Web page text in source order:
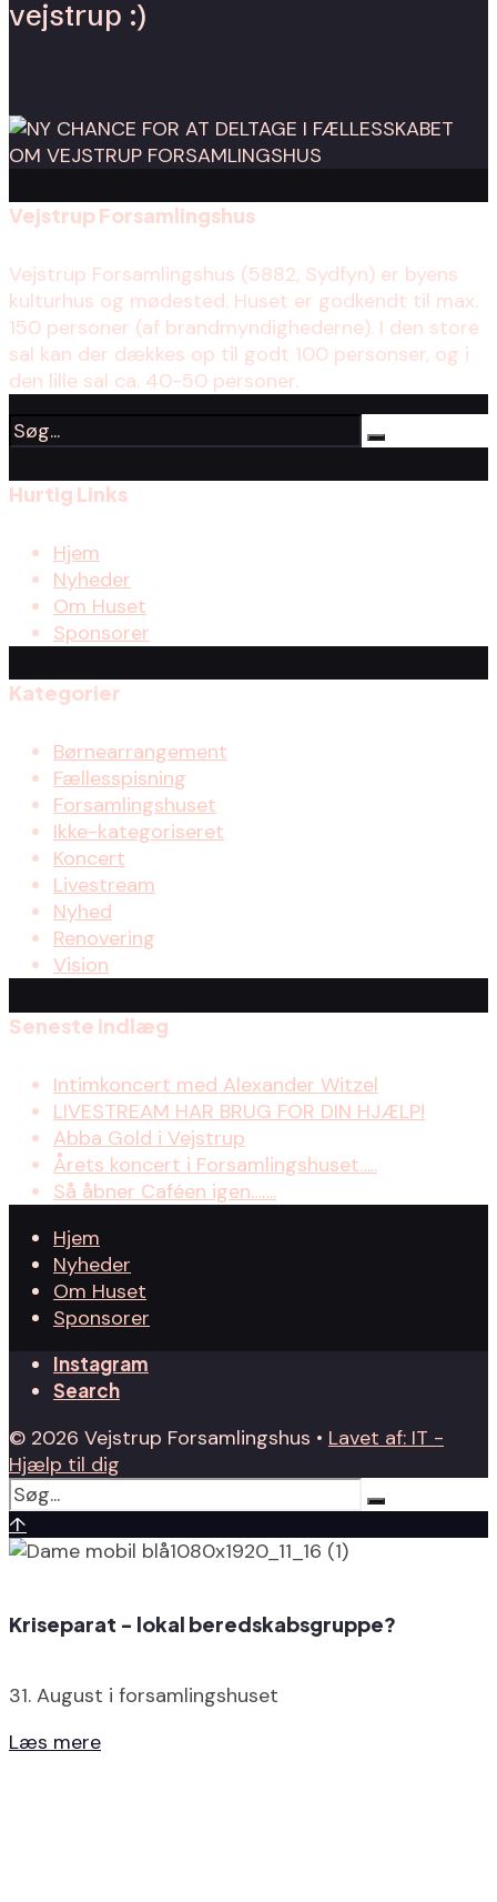
vejstrup :)
Vejstrup Forsamlingshus
Vejstrup Forsamlingshus (5882, Sydfyn) er byens
kulturhus og mødested. Huset er godkendt til max.
150 personer (af brandmyndighederne). I den store
sal kan der dækkes op til godt 100 personser, og i
den lille sal ca. 40-50 personer.
Hurtig Links
Hjem
Nyheder
Om Huset
Sponsorer
Kategorier
Børnearrangement
Fællesspisning
Forsamlingshuset
Ikke-kategoriseret
Koncert
Livestream
Nyhed
Renovering
Vision
Seneste indlæg
Intimkoncert med Alexander Witzel
LIVESTREAM HAR BRUG FOR DIN HJÆLP!
Abba Gold i Vejstrup
Årets koncert i Forsamlingshuset…..
Så åbner Caféen igen…….
Hjem
Nyheder
Om Huset
Sponsorer
Instagram
Search
© 2026 Vejstrup Forsamlingshus • Lavet af: IT -
Hjælp til dig
↑
Kriseparat - lokal beredskabsgruppe?
31. August i forsamlingshuset
Læs mere